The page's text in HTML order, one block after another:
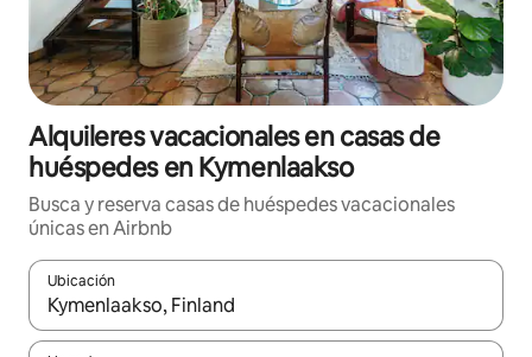
Alquileres vacacionales en casas de
huéspedes en Kymenlaakso
Busca y reserva casas de huéspedes vacacionales
únicas en Airbnb
Ubicación
Cuando los resultados estén disponibles, navega con las